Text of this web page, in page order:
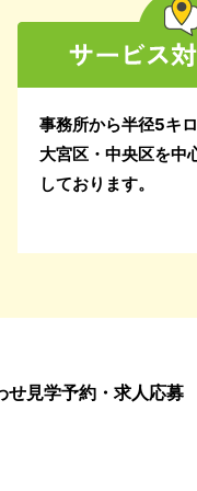
2024年12月
2024年10月
2024年9月
2024年5月
事務所から半径5キ
大宮区・中央区を中
しております。
せ見学予約・求人応募